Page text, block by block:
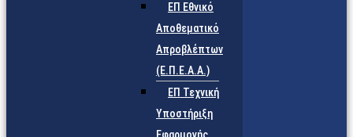
ΕΠ Εθνικό
Αποθεματικό
Απροβλέπτων
(Ε.Π.Ε.Α.Α.)
ΕΠ Τεχνική
Υποστήριξη